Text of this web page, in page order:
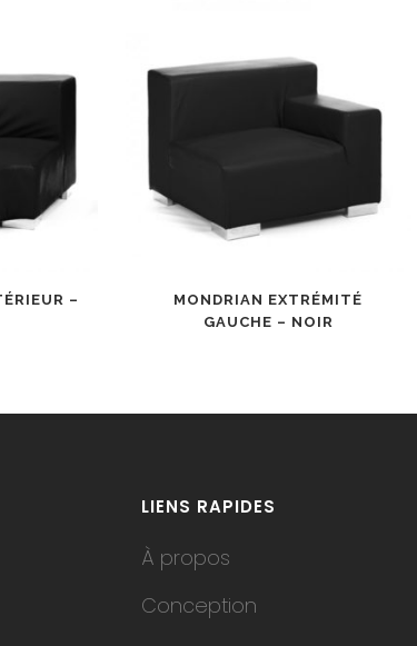
–
MONDRIAN EXTRÉMITÉ
GAUCHE – NOIR
LIENS RAPIDES
À propos
Conception